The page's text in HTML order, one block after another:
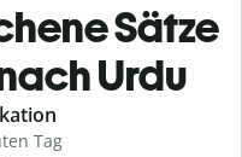
Sätze
Urdu
Tag